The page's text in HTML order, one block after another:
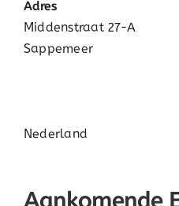
Adres
Middenstraat 27-A
Sappemeer
Nederland